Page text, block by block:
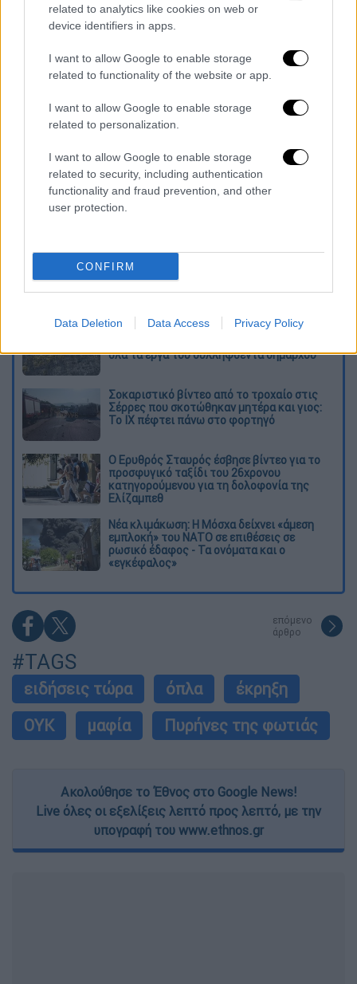
related to analytics like cookies on web or
device identifiers in apps.
I want to allow Google to enable storage
related to functionality of the website or app.
I want to allow Google to enable storage
related to personalization.
I want to allow Google to enable storage
related to security, including authentication
functionality and fraud prevention, and other
user protection.
CONFIRM
Data Deletion Data Access Privacy Policy
Τα σχολιά σας δημοσιεύονται άμεσα με δική σας ευθύνη. Το
ΕΘΝΟΣ θα παρεμβαίνει και τα προσβλητικά σχόλια θα
διαγράφονται
Διαβάστε ακόμη
Βοιωτία: Κλείνει το αιολικό πάρκο από
όλα τα έργα του συλληφθέντα δημάρχου
Σοκαριστικό βίντεο από το τροχαίο στις
Σέρρες που σκοτώθηκαν μητέρα και γιος:
Το ΙΧ πέφτει πάνω στο φορτηγό
Ο Ερυθρός Σταυρός έσβησε βίντεο για το
προσφυγικό ταξίδι του 26χρονου
κατηγορούμενου για τη δολοφονία της
Ελίζαμπεθ
Νέα κλιμάκωση: Η Μόσχα δείχνει «άμεση
εμπλοκή» του ΝΑΤΟ σε επιθέσεις σε
ρωσικό έδαφος - Τα ονόματα και ο
«εγκέφαλος»
επόμενο
άρθρο
#TAGS
ειδήσεις τώρα όπλα
έκρηξη
ΟΥΚ
μαφία Πυρήνες της φωτιάς
Ακολούθησε το Έθνος στο Google News!
Live όλες οι εξελίξεις λεπτό προς λεπτό, με την
υπογραφή του www.ethnos.gr